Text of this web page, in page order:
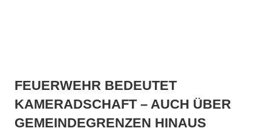
FEUERWEHR BEDEUTET
KAMERADSCHAFT – AUCH ÜBER
GEMEINDEGRENZEN HINAUS